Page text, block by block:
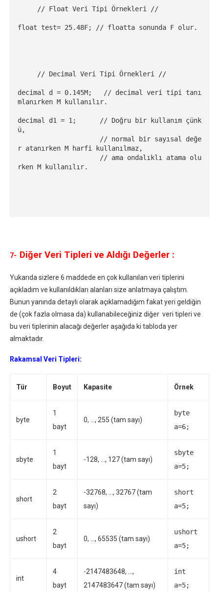
float test= 25.48F; // floatta sonunda F olur.
decimal d = 0.145M;   // decimal veri tipi tanı
mlanırken M kullanılır.
decimal d1 = 1;      // Doğru bir kullanım çünk
ü,
r atanırken M harfi kullanılmaz,
rken M kullanılır.
7- Diğer Veri Tipleri ve Aldığı Değerler :
Yukarıda sizlere 6 maddede en çok kullanılan veri tiplerini
açıkladım ve kullanıldıkları alanları size anlatmaya çalıştım.
Bunun yanında detaylı olarak açıklamadığım fakat yeri geldiğin
de (çok fazla olmasa da) kullanabileceğiniz diğer veri tipleri ve
bu veri tiplerinin alacağı değerler aşağıda ki tabloda yer
almaktadır.
Rakamsal Veri Tipleri:
Tür Boyut Kapasite Örnek
byte
1
bayt
0, …, 255 (tam sayı)
byte
a=6;
sbyte
1
bayt
-128, …, 127 (tam sayı)
sbyte
a=5;
short
2
bayt
-32768, …, 32767 (tam
sayı)
short
a=5;
ushort
2
bayt
0, …, 65535 (tam sayı)
ushort
a=5;
int
4
bayt
-2147483648, …,
2147483647 (tam sayı)
int
a=5;